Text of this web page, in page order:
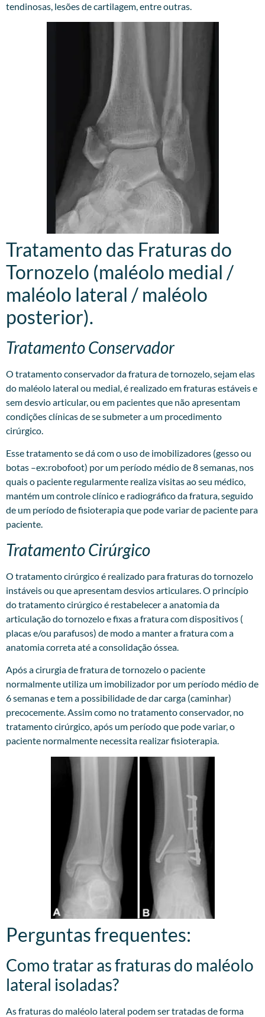
tendinosas, lesões de cartilagem, entre outras.
Tratamento das Fraturas do
Tornozelo (maléolo medial /
maléolo lateral / maléolo
posterior).
Tratamento Conservador
O tratamento conservador da fratura de tornozelo, sejam elas
do maléolo lateral ou medial, é realizado em fraturas estáveis e
sem desvio articular, ou em pacientes que não apresentam
condições clínicas de se submeter a um procedimento
cirúrgico.
Esse tratamento se dá com o uso de imobilizadores (gesso ou
botas –ex:robofoot) por um período médio de 8 semanas, nos
quais o paciente regularmente realiza visitas ao seu médico,
mantém um controle clínico e radiográfico da fratura, seguido
de um período de fisioterapia que pode variar de paciente para
paciente.
Tratamento Cirúrgico
O tratamento cirúrgico é realizado para fraturas do tornozelo
instáveis ou que apresentam desvios articulares. O princípio
do tratamento cirúrgico é restabelecer a anatomia da
articulação do tornozelo e fixas a fratura com dispositivos (
placas e/ou parafusos) de modo a manter a fratura com a
anatomia correta até a consolidação óssea.
Após a cirurgia de fratura de tornozelo o paciente
normalmente utiliza um imobilizador por um período médio de
6 semanas e tem a possibilidade de dar carga (caminhar)
precocemente. Assim como no tratamento conservador, no
tratamento cirúrgico, após um período que pode variar, o
paciente normalmente necessita realizar fisioterapia.
Perguntas frequentes:
Como tratar as fraturas do maléolo
lateral isoladas?
As fraturas do maléolo lateral podem ser tratadas de forma